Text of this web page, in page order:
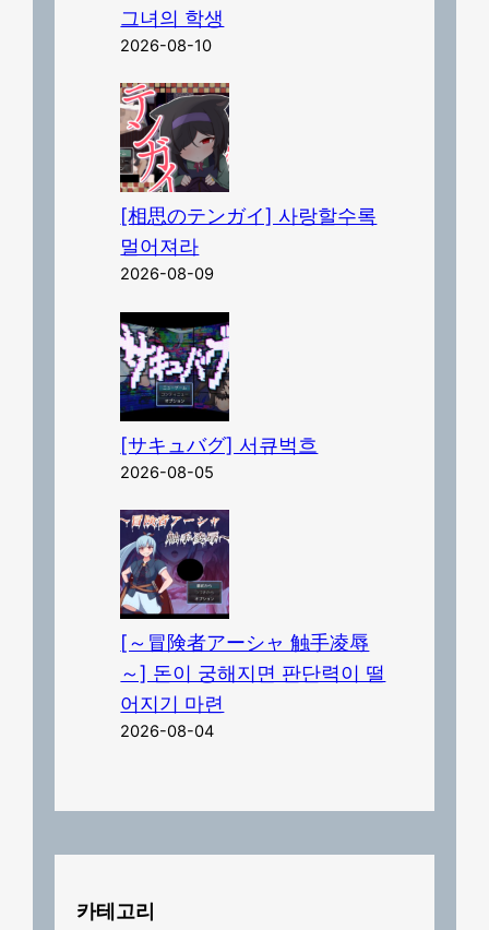
그녀의 학생
2026-08-10
[相思のテンガイ] 사랑할수록
멀어져라
2026-08-09
[サキュバグ] 서큐벅흐
2026-08-05
[～冒険者アーシャ 触手凌辱
～] 돈이 궁해지면 판단력이 떨
어지기 마련
2026-08-04
카테고리